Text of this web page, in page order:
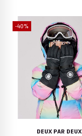
-40%
DEUX PAR DEUX